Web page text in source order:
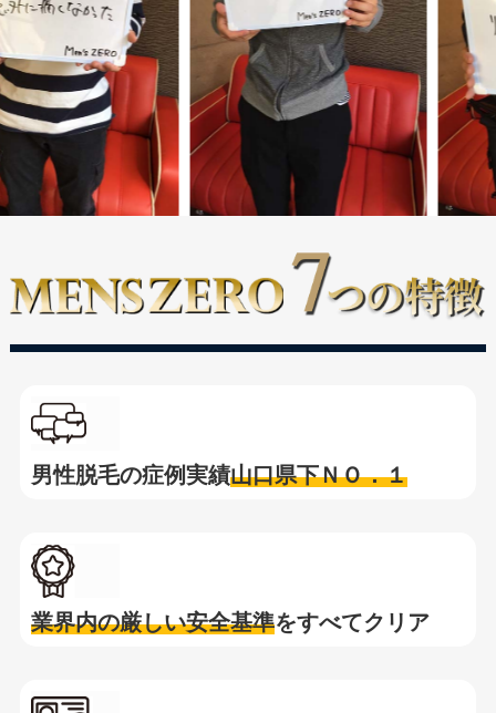
男性脱毛の症例実績山口県下ＮＯ．１
業界内の厳しい安全基準をすべてクリア